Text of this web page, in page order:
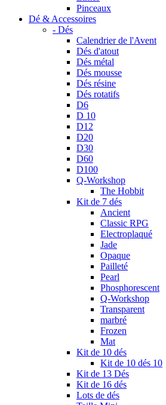
Pinceaux
Dé & Accessoires
- Dés
Calendrier de l'Avent
Dés d'atout
Dés métal
Dés mousse
Dés résine
Dés rotatifs
D6
D 10
D12
D20
D30
D60
D100
Q-Workshop
The Hobbit
Kit de 7 dés
Ancient
Classic RPG
Electroplaqué
Jade
Opaque
Pailleté
Pearl
Phosphorescent
Q-Workshop
Transparent
marbré
Frozen
Mat
Kit de 10 dés
Kit de 10 dés 10
Kit de 13 Dés
Kit de 16 dés
Lots de dés